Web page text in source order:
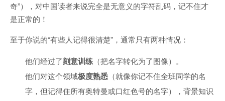
奇”），对中国读者来说完全是无意义的字符乱码，记不住才
是正常的！
至于你说的“有些人记得很清楚”，通常只有两种情况：
他们经过了刻意训练 （把名字转化为了图像）。
他们对这个领域极度熟悉 （就像你记不住全班同学的名
字，但记得住所有奥特曼或口红色号的名字），背景知识